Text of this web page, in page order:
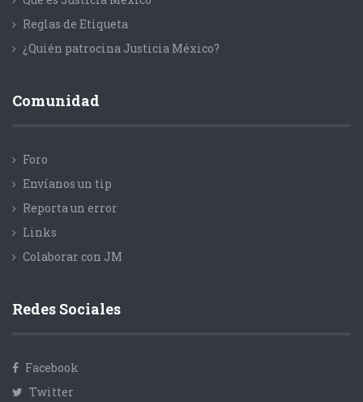
Reglas de Etiqueta
¿Quién patrocina Justicia México?
Comunidad
Foro
Envíanos un tip
Reporta un error
Links
Colaborar con JM
Redes Sociales
Facebook
Twitter